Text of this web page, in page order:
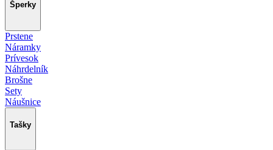
Šperky
Prstene
Náramky
Prívesok
Náhrdelník
Brošne
Sety
Náušnice
Tašky